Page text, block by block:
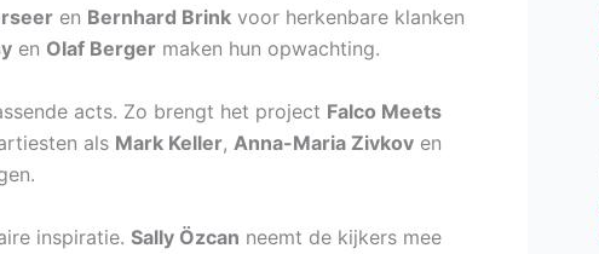
en Bernhard Brink voor herkenbare klanken
en Olaf Berger maken hun opwachting.
acts. Zo brengt het project Falco Meets
als Mark Keller, Anna-Maria Zivkov en
inspiratie. Sally Özcan neemt de kijkers mee